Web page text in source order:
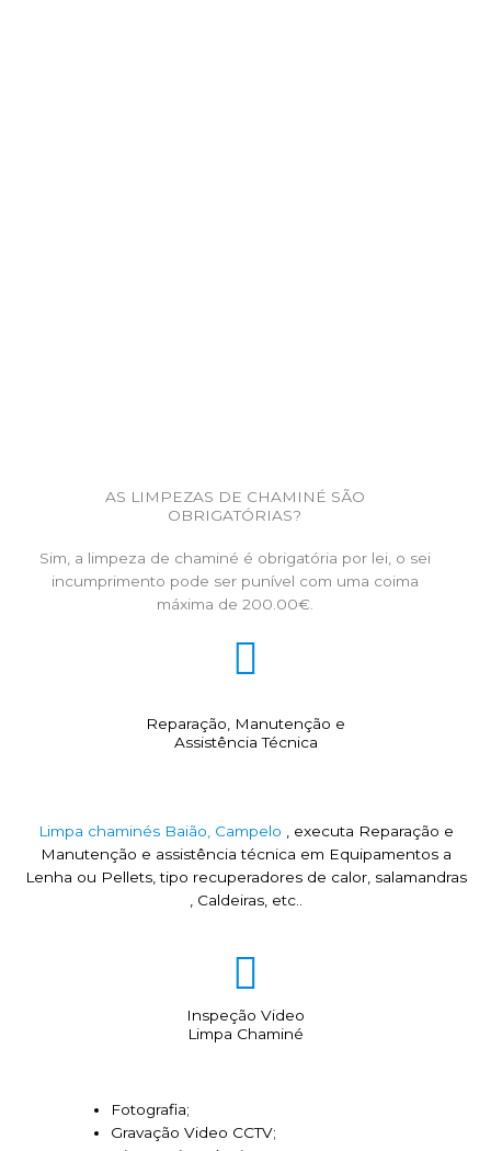
AS LIMPEZAS DE CHAMINÉ SÃO
OBRIGATÓRIAS?
Sim, a limpeza de chaminé é obrigatória por lei, o sei
incumprimento pode ser punível com uma coima
máxima de 200.00€.
Reparação, Manutenção e
Assistência Técnica
Limpa chaminés Baião, Campelo , executa Reparação e
Manutenção e assistência técnica em Equipamentos a
Lenha ou Pellets, tipo recuperadores de calor, salamandras
, Caldeiras, etc..
Inspeção Video
Limpa Chaminé
Fotografia;
Gravação Video CCTV;